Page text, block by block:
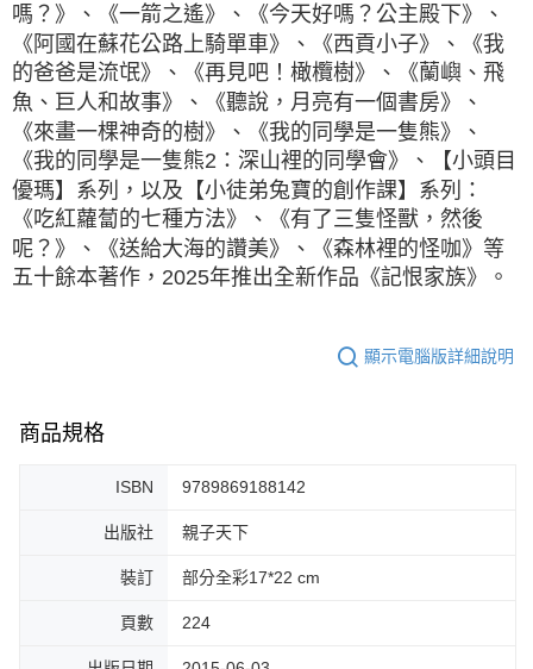
嗎？》、《一箭之遙》、《今天好嗎？公主殿下》、
《阿國在蘇花公路上騎單車》、《西貢小子》、《我
的爸爸是流氓》、《再見吧！橄欖樹》、《蘭嶼、飛
魚、巨人和故事》、《聽說，月亮有一個書房》、
《來畫一棵神奇的樹》、《我的同學是一隻熊》、
《我的同學是一隻熊2：深山裡的同學會》、【小頭目
優瑪】系列，以及【小徒弟兔寶的創作課】系列：
《吃紅蘿蔔的七種方法》、《有了三隻怪獸，然後
呢？》、《送給大海的讚美》、《森林裡的怪咖》等
五十餘本著作，2025年推出全新作品《記恨家族》。
顯示電腦版詳細說明
商品規格
ISBN 9789869188142
出版社 親子天下
裝訂 部分全彩17*22 cm
頁數 224